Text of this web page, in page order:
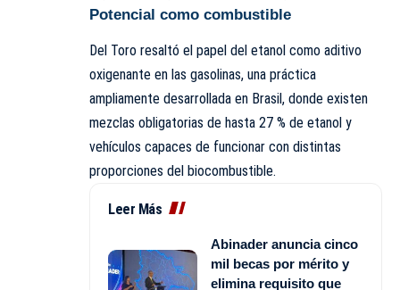
Potencial como combustible
Del Toro resaltó el papel del etanol como aditivo
oxigenante en las gasolinas, una práctica
ampliamente desarrollada en Brasil, donde existen
mezclas obligatorias de hasta 27 % de etanol y
vehículos capaces de funcionar con distintas
proporciones del biocombustible.
Leer Más
Abinader anuncia cinco
mil becas por mérito y
elimina requisito que